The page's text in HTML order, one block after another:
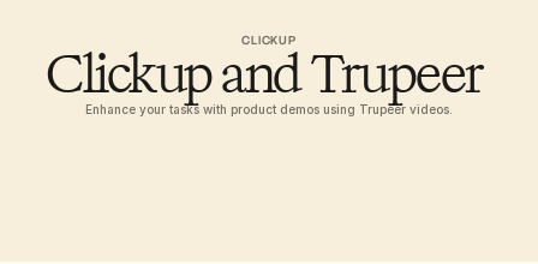
CLICKUP
Clickup and Trupeer
Enhance your tasks with product demos using Trupeer videos.
Translation
Knowledge Base
AI Avatars